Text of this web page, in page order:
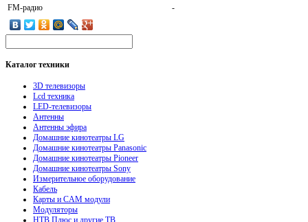
FM-радио
-
Каталогтехники
3D телевизоры
Lcd техника
LED-телевизоры
Антенны
Антенны эфира
Домашние кинотеатры LG
Домашние кинотеатры Panasonic
Домашние кинотеатры Pioneer
Домашние кинотеатры Sony
Измерительное оборудование
Кабель
Карты и CAM модули
Модуляторы
НТВ Плюс и другие ТВ